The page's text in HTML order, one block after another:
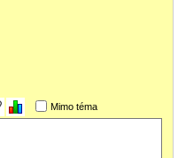
Mimo téma